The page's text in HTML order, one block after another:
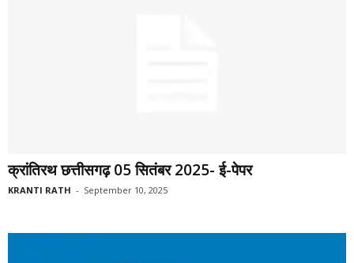
क्रांतिरथ छत्तीसगढ़ 05 सितंबर 2025- ई-पेपर
KRANTI RATH - September 10, 2025